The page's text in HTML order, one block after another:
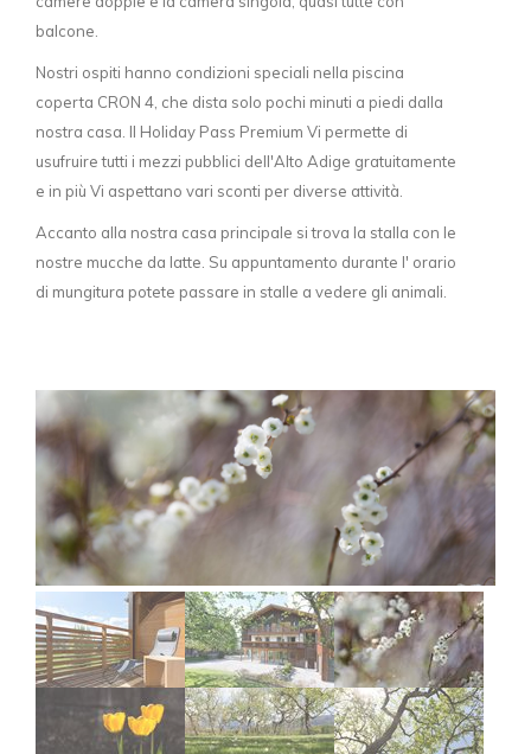
balcone.
Nostri ospiti hanno condizioni speciali nella piscina
coperta CRON 4, che dista solo pochi minuti a piedi dalla
nostra casa. Il Holiday Pass Premium Vi permette di
usufruire tutti i mezzi pubblici dell'Alto Adige gratuitamente
e in più Vi aspettano vari sconti per diverse attività.
Accanto alla nostra casa principale si trova la stalla con le
nostre mucche da latte. Su appuntamento durante l' orario
di mungitura potete passare in stalle a vedere gli animali.